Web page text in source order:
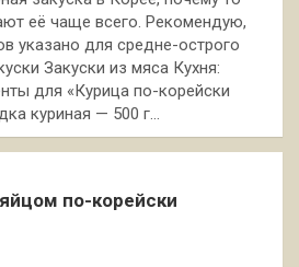
её чаще всего. Рекомендую,
указано для средне-острого
Закуски из мяса Кухня:
для «Курица по-корейски
куриная — 500 г…
по-корейски